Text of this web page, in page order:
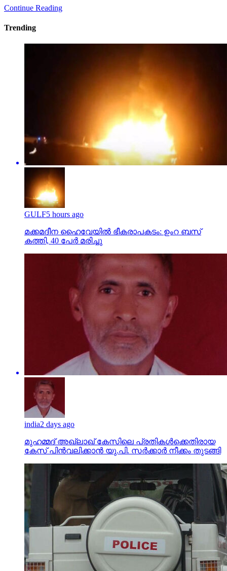
Continue Reading
Trending
GULF5 hours ago
മക്കമദീന ഹൈവേയില്‍ ഭീകരാപകടം: ഉംറ ബസ്
കത്തി, 40 പേര്‍ മരിച്ചു
india2 days ago
മുഹമ്മദ് അഖ്‌ലാഖ് കേസിലെ പ്രതികള്‍ക്കെതിരായ
കേസ് പിന്‍വലിക്കാന്‍ യു.പി. സര്‍ക്കാര്‍ നീക്കം തുടങ്ങി